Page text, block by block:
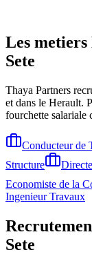
Les metiers
Sete
Thaya Partners
et dans le Herault.
fourchette salariale
Conducteur de
Structure
Economiste de la
Ingenieur Travaux
Sete